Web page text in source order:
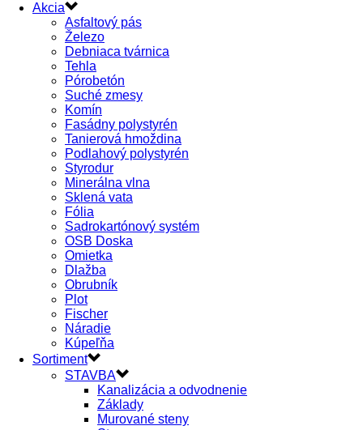
Akcia
Asfaltový pás
Železo
Debniaca tvárnica
Tehla
Pórobetón
Suché zmesy
Komín
Fasádny polystyrén
Tanierová hmoždina
Podlahový polystyrén
Styrodur
Minerálna vlna
Sklená vata
Fólia
Sadrokartónový systém
OSB Doska
Omietka
Dlažba
Obrubník
Plot
Fischer
Náradie
Kúpeľňa
Sortiment
STAVBA
Kanalizácia a odvodnenie
Základy
Murované steny